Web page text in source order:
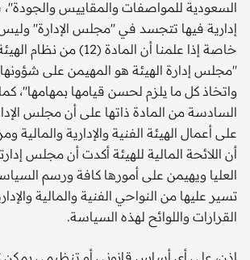
السعودية للمواصفات والمقاييس
إدارية فيها تتجسد في ''مجلس الإدارة''
خاصة إذا علمنا أن المادة
''مجلس إدارة الهيئة هو المهيمن على
واتخاذ كل ما يلزم لحسن قيامها بمهامها''،
السادسة من المادة ذاتها على أن مجلس
على أعمال الهيئة الفنية والإدارية والمالية
أن اللائحة المالية للهيئة أكدت أن مجلس
العليا ويهيمن على أمورها كافة ورسم
تسير عليها من النواحي الفنية والمالية
القرارات واللوائح لهذه السياسة.